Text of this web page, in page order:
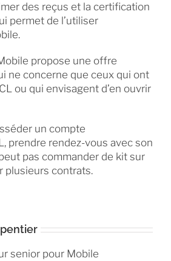
des reçus et la certification
permet de l’utiliser
propose une offre
ne concerne que ceux qui ont
ou qui envisagent d’en ouvrir
un compte
prendre rendez-vous avec son
pas commander de kit sur
plusieurs contrats.
senior pour Mobile